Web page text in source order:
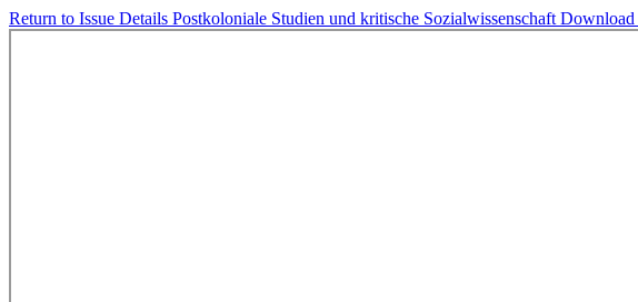
Return to Issue Details Postkoloniale Studien und kritische Sozialwissenschaft Download